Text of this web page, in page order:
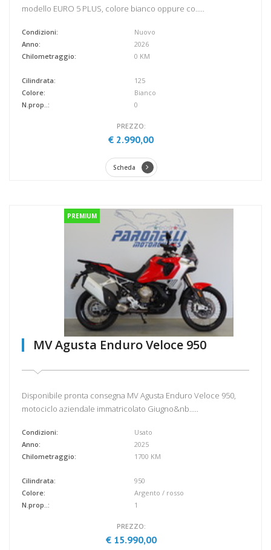
modello EURO 5 PLUS, colore bianco oppure co.....
Condizioni:
Anno:
Chilometraggio:
Nuovo
2026
0 KM
Cilindrata:
Colore:
N.prop..:
125
Bianco
0
PREZZO:
€ 2.990,00
Scheda
PREMIUM
MV Agusta Enduro Veloce 950
Disponibile pronta consegna MV Agusta Enduro Veloce 950,
motociclo aziendale immatricolato Giugno&nb.....
Condizioni:
Anno:
Chilometraggio:
Usato
2025
1700 KM
Cilindrata:
Colore:
N.prop..:
950
Argento / rosso
1
PREZZO:
€ 15.990,00